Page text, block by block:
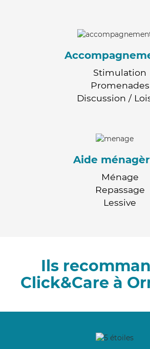
Stimulation
Promenades
Discussion /
Aide
Ménage
Repassage
Lessive
Ils
Click&Care à